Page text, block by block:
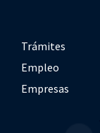
Trámites
Empleo
Empresas